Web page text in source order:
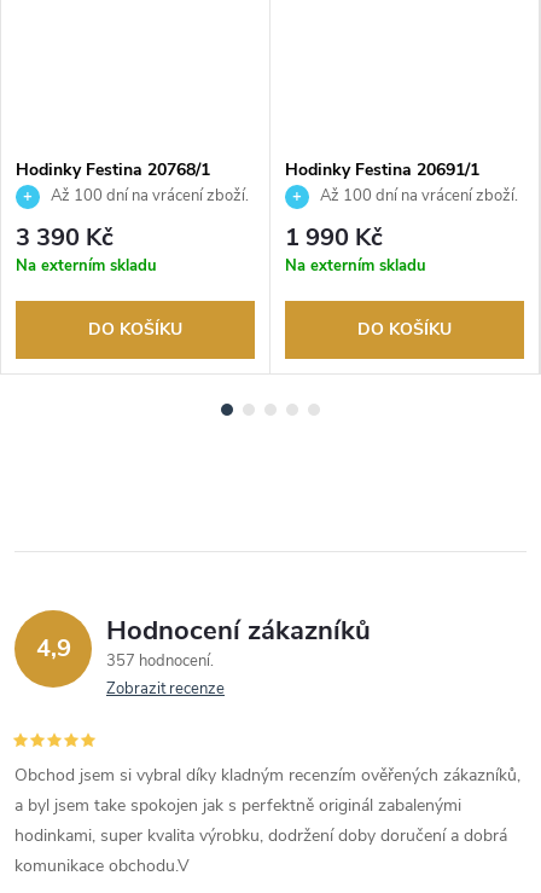
Hodinky Festina 20768/1
Až 100 dní na vrácení zboží.
Autorizovaný prodejce.
3 390 Kč
Na externím skladu
DO KOŠÍKU
Hodinky Festina 20691/1
Až 100 dní na vrácení zboží.
Autorizovaný prodejce.
1 990 Kč
Na externím skladu
DO KOŠÍKU
4,9 Hodnocení zákazníků
357 hodnocení
Zobrazit recenze
Obchod jsem si vybral díky kladným recenzím ověřených zákazníků,
a byl jsem take spokojen jak s perfektně originál zabalenými
hodinkami, super kvalita výrobku, dodržení doby doručení a dobrá
komunikace obchodu.V